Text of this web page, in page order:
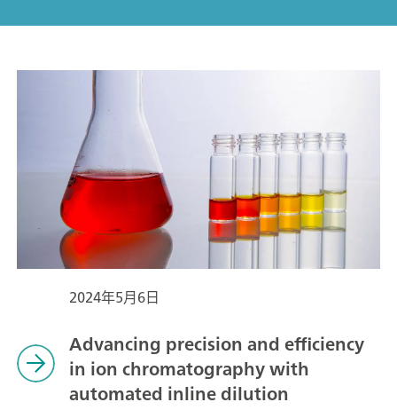
2024年5月6日
Advancing precision and efficiency
in ion chromatography with
automated inline dilution